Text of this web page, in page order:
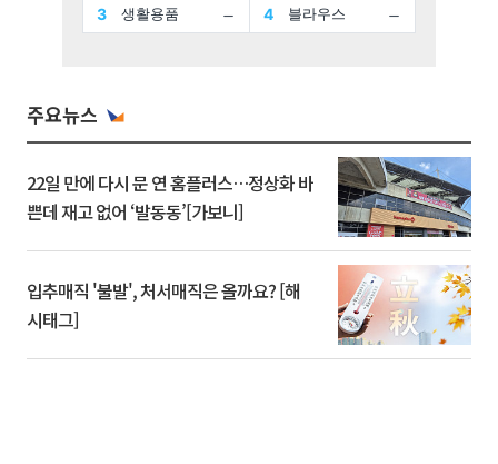
주요뉴스
22일 만에 다시 문 연 홈플러스…정상화 바
쁜데 재고 없어 ‘발동동’[가보니]
입추매직 '불발', 처서매직은 올까요? [해
시태그]